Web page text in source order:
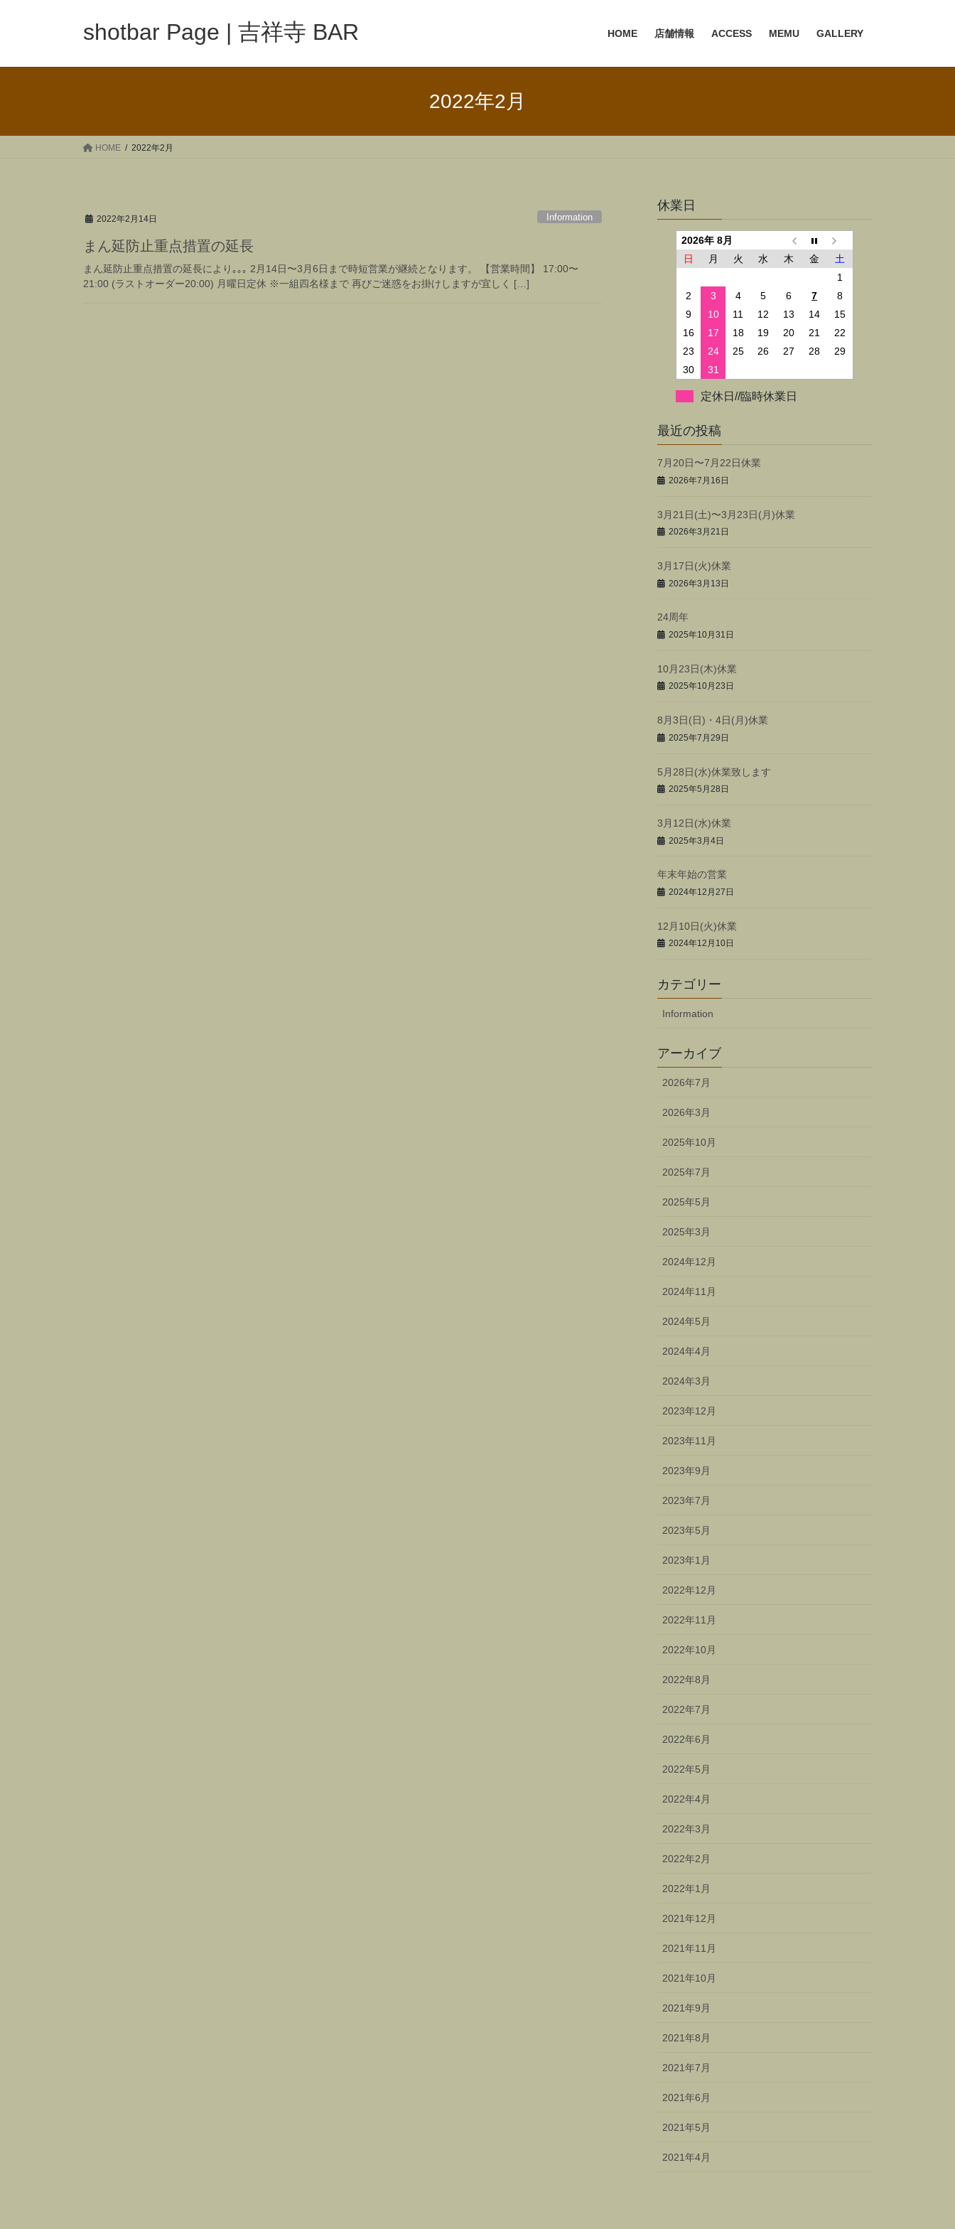
shotbar Page | 吉祥寺 BAR HOME 店舗情報 ACCESS MEMU GALLERY
2022年2月
HOME 2022年2月
2022年2月14日 Information
まん延防止重点措置の延長
まん延防止重点措置の延長により｡｡｡ 2月14日〜3月6日まで時短営業が継続となります。 【営業時間】 17:00〜
21:00 (ラストオーダー20:00) 月曜日定休 ※一組四名様まで 再びご迷惑をお掛けしますが宜しく […]
休業日
2026年 8月
日
月 火 水 木 金
土
1
2
3 4 5 6 7
8
9
10 11 12 13 14
15
16
17 18 19 20 21
22
23
24 25 26 27 28
29
30
31
定休日//臨時休業日
最近の投稿
7月20日〜7月22日休業
2026年7月16日
3月21日(土)〜3月23日(月)休業
2026年3月21日
3月17日(火)休業
2026年3月13日
24周年
2025年10月31日
10月23日(木)休業
2025年10月23日
8月3日(日)・4日(月)休業
2025年7月29日
5月28日(水)休業致します
2025年5月28日
3月12日(水)休業
2025年3月4日
年末年始の営業
2024年12月27日
12月10日(火)休業
2024年12月10日
カテゴリー
Information
アーカイブ
2026年7月
2026年3月
2025年10月
2025年7月
2025年5月
2025年3月
2024年12月
2024年11月
2024年5月
2024年4月
2024年3月
2023年12月
2023年11月
2023年9月
2023年7月
2023年5月
2023年1月
2022年12月
2022年11月
2022年10月
2022年8月
2022年7月
2022年6月
2022年5月
2022年4月
2022年3月
2022年2月
2022年1月
2021年12月
2021年11月
2021年10月
2021年9月
2021年8月
2021年7月
2021年6月
2021年5月
2021年4月